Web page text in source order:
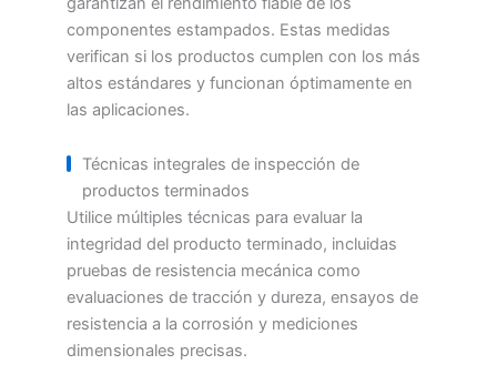
componentes estampados. Estas medidas
verifican si los productos cumplen con los más
altos estándares y funcionan óptimamente en
las aplicaciones.
Técnicas integrales de inspección de
productos terminados
Utilice múltiples técnicas para evaluar la
integridad del producto terminado, incluidas
pruebas de resistencia mecánica como
evaluaciones de tracción y dureza, ensayos de
resistencia a la corrosión y mediciones
dimensionales precisas.